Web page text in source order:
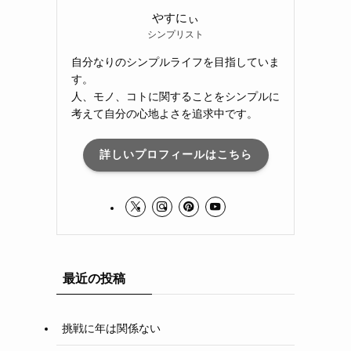
やすにぃ
シンプリスト
自分なりのシンプルライフを目指していま
す。
人、モノ、コトに関することをシンプルに
考えて自分の心地よさを追求中です。
詳しいプロフィールはこちら
最近の投稿
挑戦に年は関係ない